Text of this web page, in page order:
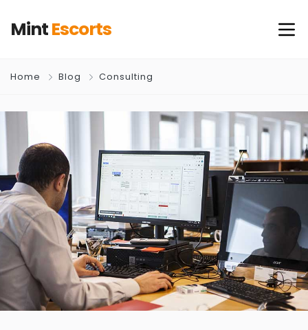
MintEscorts
Home Blog Consulting